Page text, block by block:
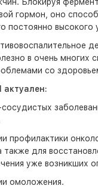
гормон, оно
постоянно высокого
в очень многих
со
профилактики
также для
уже возникших
омоложения.